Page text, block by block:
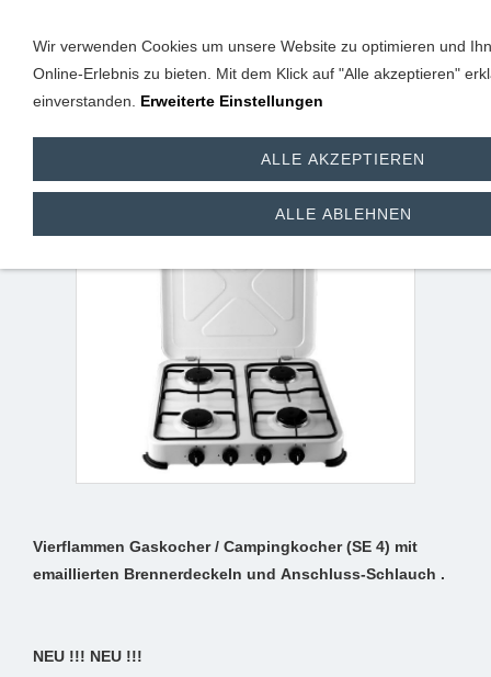
4 flammiger Gaskocher
/ Campingkocher SE 4
Vierflammen Gaskocher / Campingkocher (SE 4) mit
emaillierten Brennerdeckeln und Anschluss-Schlauch .
NEU !!! NEU !!!
Wir verwenden Cookies um unsere Website zu optimieren und
Online-Erlebnis zu bieten. Mit dem Klick auf "Alle akzeptieren"
einverstanden. Erweiterte Einstellungen
ALLE AKZEPTIEREN
ALLE ABLEHNEN